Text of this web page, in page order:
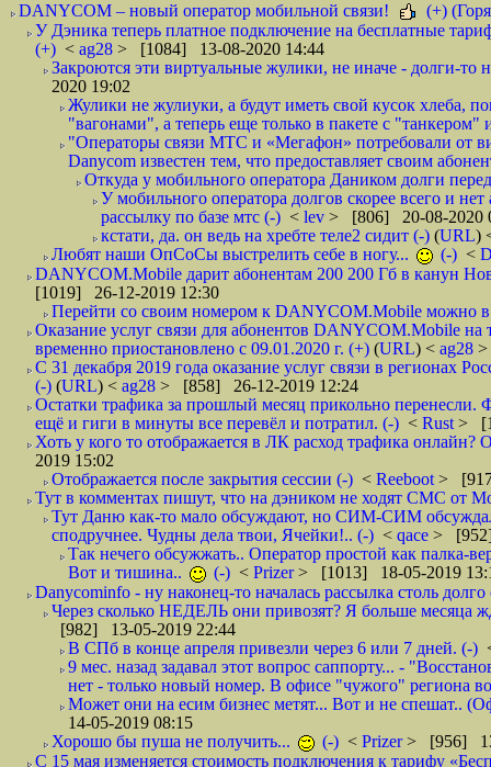
DANYCOM – новый оператор мобильной связи!
(+)
У Дэника теперь платное подключение на бесплатные
(+) < ag28 > [1084] 13-08-2020 14:44
Закроются эти виртуальные жулики, не иначе - долги-то
2020 19:02
Жулики не жулиуки, а будут иметь свой кусок хлеба,
"вагонами", а теперь еще только в пакете с
"Операторы связи МТС и «Мегафон» потребовали от
Danycom известен тем, что предоставляет своим
Откуда у мобильного оператора Даником долги
У мобильного оператора долгов скорее всего и
рассылку по базе мтс (-) < lev > [806] 20-08-2020
кстати, да. он ведь на хребте теле2 сидит (-) (URL)
Любят наши ОпСоСы выстрелить себе в ногу...
(-) <
DANYCOM.Mobile дарит абонентам 200 200 Гб в канун
[1019] 26-12-2019 12:30
Перейти со своим номером к DANYCOM.Mobile можно в
Оказание услуг связи для абонентов DANYCOM.Mobile
временно приостановлено с 09.01.2020 г. (+) (URL) < ag28 >
С 31 декабря 2019 года оказание услуг связи в регионах
(-) (URL) < ag28 > [858] 26-12-2019 12:24
Остатки трафика за прошлый месяц прикольно
ещё и гиги в минуты все перевёл и потратил. (-) < Rust >
Хоть у кого то отображается в ЛК расход трафика
2019 15:02
Отображается после закрытия сессии (-) < Reeboot >
Тут в комментах пишут, что на дэником не ходят СМС от
Тут Даню как-то мало обсуждают, но СИМ-СИМ
сподручнее. Чудны дела твои, Ячейки!.. (-) < qace > [952]
Так нечего обсужжать.. Оператор простой как палка-
Вот и тишина..
(-) < Prizer> [1013] 18-05-2019
Danycominfo - ну наконец-то началась рассылка столь
Через сколько НЕДЕЛЬ они привозят? Я больше месяца
[982] 13-05-2019 22:44
В СПб в конце апреля привезли через 6 или 7 дней. (-)
9 мес. назад задавал этот вопрос саппорту... -
нет - только новый номер. В офисе "чужого" региона
Может они на есим бизнес метят... Вот и не спешат..
14-05-2019 08:15
Хорошо бы пуша не получить...
(-) < Prizer> [956]
С 15 мая изменяется стоимость подключения к тарифу